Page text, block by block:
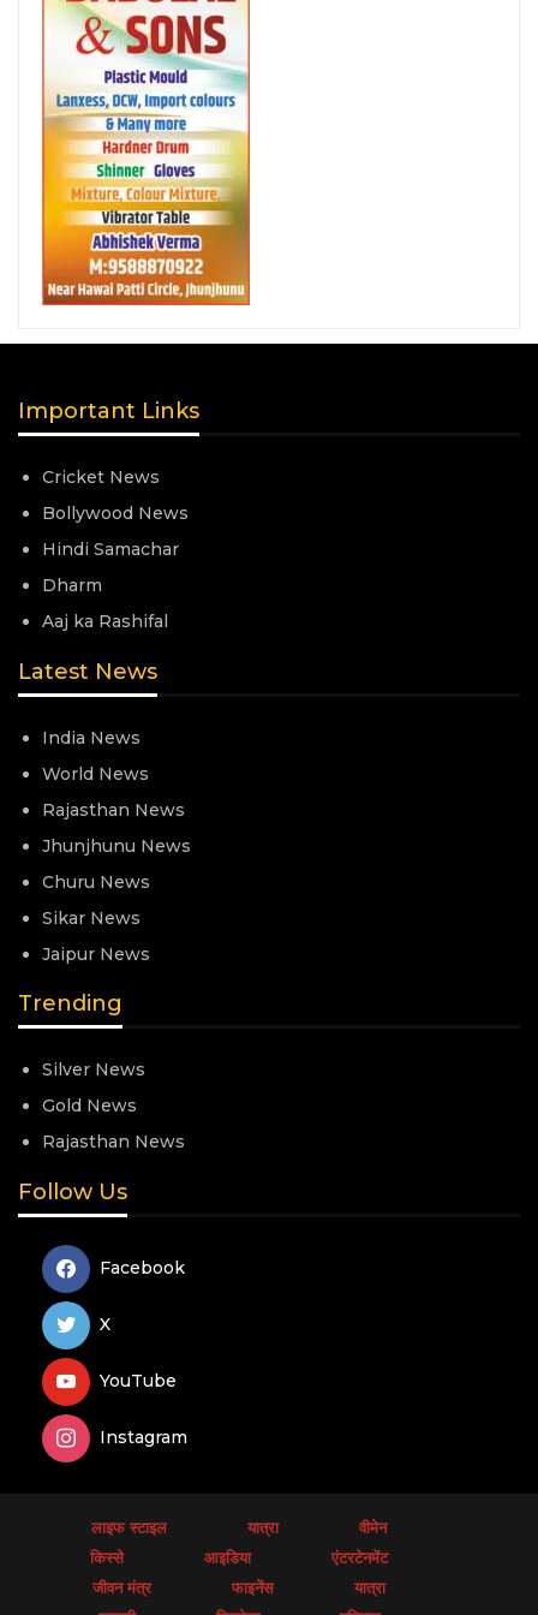
Important Links
Cricket News
Bollywood News
Hindi Samachar
Dharm
Aaj ka Rashifal
Latest News
India News
World News
Rajasthan News
Jhunjhunu News
Churu News
Sikar News
Jaipur News
Trending
Silver News
Gold News
Rajasthan News
Follow Us
Facebook
X
YouTube
Instagram
लाइफ स्टाइल यात्रा
वीमेन
किस्से
आइडिया
एंटरटेनमेंट
जीवन मंत्र
फाइनेंस
यात्रा